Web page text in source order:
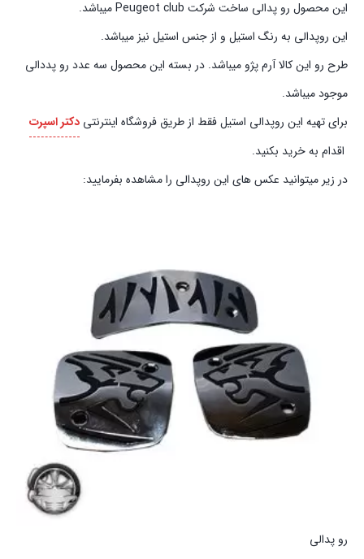
این محصول رو پدالی ساخت شرکت Peugeot club میباشد.
این روپدالی به رنگ استیل و از جنس استیل نیز میباشد.
طرح رو این کالا آرم پژو میباشد. در بسته این محصول سه عدد رو پددالی
موجود میباشد.
برای تهیه این روپدالی استیل فقط از طریق فروشگاه اینترنتی دکتر اسپرت
اقدام به خرید بکنید.
در زیر میتوانید عکس های این روپدالی را مشاهده بفرمایید:
رو پدالی